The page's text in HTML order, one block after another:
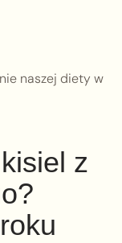
naszej diety w
z